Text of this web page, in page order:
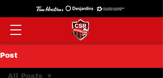
Post
All Posts